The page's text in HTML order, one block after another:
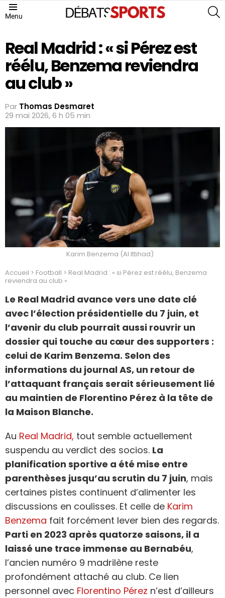
Menu
Real Madrid : « si Pérez est
réélu, Benzema reviendra
au club »
Par Thomas Desmaret
29 mai 2026, 6 h 05 min
Karim Benzema (Al Ittihad)
Accueil > Football > Real Madrid : « si Pérez est réélu, Benzema
reviendra au club »
Le Real Madrid avance vers une date clé
avec l’élection présidentielle du 7 juin, et
l’avenir du club pourrait aussi rouvrir un
dossier qui touche au cœur des supporters :
celui de Karim Benzema. Selon des
informations du journal AS, un retour de
l’attaquant français serait sérieusement lié
au maintien de Florentino Pérez à la tête de
la Maison Blanche.
Au Real Madrid, tout semble actuellement
suspendu au verdict des socios. La
planification sportive a été mise entre
parenthèses jusqu’au scrutin du 7 juin, mais
certaines pistes continuent d’alimenter les
discussions en coulisses. Et celle de Karim
Benzema fait forcément lever bien des regards.
Parti en 2023 après quatorze saisons, il a
laissé une trace immense au Bernabéu,
l’ancien numéro 9 madrilène reste
profondément attaché au club. Ce lien
personnel avec Florentino Pérez n’est d’ailleurs